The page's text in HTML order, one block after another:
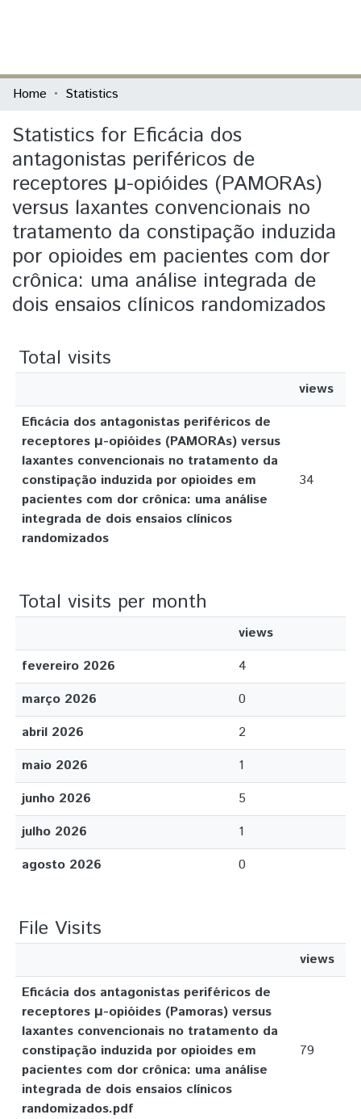
Communities & Collections
All of DSpace
Home Statistics
Statistics for Eficácia dos
antagonistas periféricos de
receptores μ-opióides (PAMORAs)
versus laxantes convencionais no
tratamento da constipação induzida
por opioides em pacientes com dor
crônica: uma análise integrada de
dois ensaios clínicos randomizados
Total visits
views
Eficácia dos antagonistas periféricos de
receptores μ-opióides (PAMORAs) versus
laxantes convencionais no tratamento da
constipação induzida por opioides em
pacientes com dor crônica: uma análise
integrada de dois ensaios clínicos
randomizados
34
Total visits per month
views
fevereiro 2026
4
março 2026
0
abril 2026
2
maio 2026
1
junho 2026
5
julho 2026
1
agosto 2026
0
File Visits
views
Eficácia dos antagonistas periféricos de
receptores μ-opióides (Pamoras) versus
laxantes convencionais no tratamento da
constipação induzida por opioides em
pacientes com dor crônica: uma análise
integrada de dois ensaios clínicos
randomizados.pdf
79